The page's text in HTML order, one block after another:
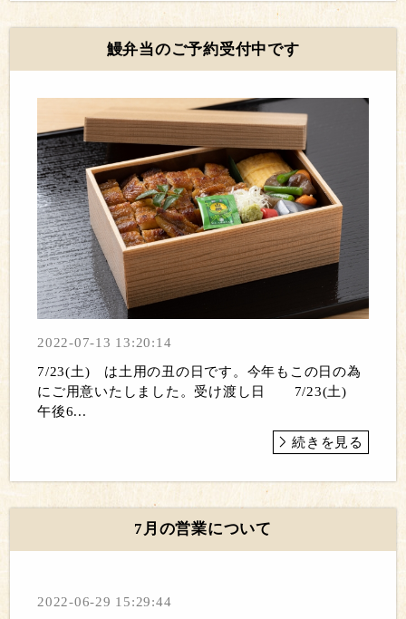
鰻弁当のご予約受付中です
2022-07-13 13:20:14
7/23(土) は土用の丑の日です。今年もこの日の為
にご用意いたしました。受け渡し日 7/23(土)
午後6...
続きを見る
7月の営業について
2022-06-29 15:29:44